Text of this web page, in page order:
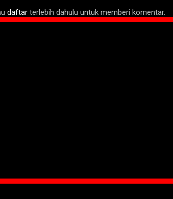
daftar terlebih dahulu untuk memberi komentar.